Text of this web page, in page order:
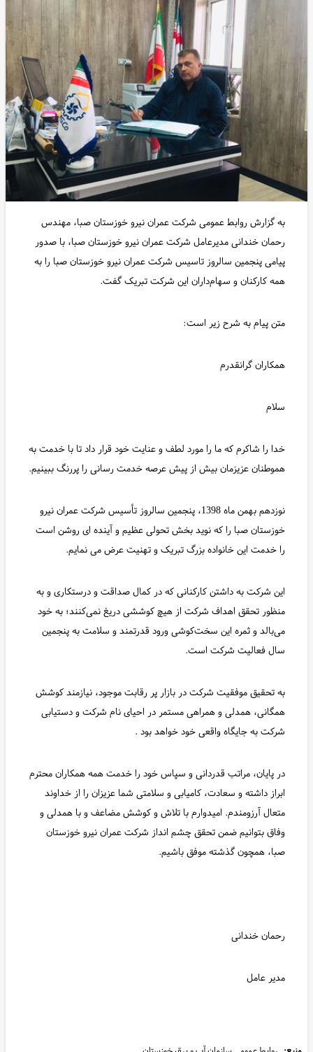
به گزارش روابط عمومی شرکت عمران نیرو خوزستان صبا، مهندس
رحمان خندانی مدیرعامل شرکت عمران نیرو خوزستان صبا، با صدور
پیامی پنجمین سالروز تاسیس شرکت عمران نیرو خوزستان صبا را به
همه کارکنان و سهام‌داران این شرکت تبریک گفت.
متن پیام به شرح زیر است:
همکاران گرانقدرم
سلام
خدا را شاکرم که ما را مورد لطف و عنایت خود قرار داد تا با خدمت به
هموطنان عزیزمان بیش از پیش عرصه خدمت رسانی را پررنگ ببینیم.
نوزدهم بهمن ماه 1398، پنجمین سالروز تأسیس شرکت عمران نیرو
خوزستان صبا را که نوید بخش تحولی عظیم و آینده ای روشن است
را خدمت این خانواده بزرگ تبریک و تهنیت عرض می نمایم.
این شرکت به داشتن کارکنانی که در کمال صداقت و درستکاری و به
منظور تحقق اهداف شرکت از هیچ کوششی دریغ نمی‌کنند؛ به خود
می‌بالد و ثمره این سخت‌کوشی ورود قدرتمند و سلامت به پنجمین
سال فعالیت شرکت است.
به تحقیق موفقیت شرکت در بازار پر رقابت موجود، نیازمند کوشش
همگانی، همدلی و همراهی مستمر در احیای نام شرکت و دستیابی
شرکت به جایگاه واقعی خود خواهد بود .
در پایان، مراتب قدردانی و سپاس خود را خدمت همه همکاران محترم
ابراز داشته و سعادت، کامیابی و سلامتی شما عزیزان را از خداوند
متعال آرزومندم. امیدوارم با تلاش و کوشش مضاعف و با همدلی و
وفاق بتوانیم ضمن تحقق چشم انداز شرکت عمران نیرو خوزستان
صبا، همچون گذشته موفق باشیم.
رحمان خندانی
مدیر عامل